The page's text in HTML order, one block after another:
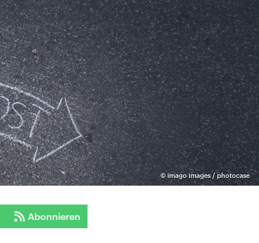
©imago images / photocase
Abonnieren